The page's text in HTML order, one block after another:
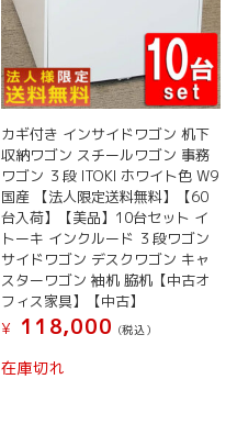
カギ付き インサイドワゴン 机下
収納ワゴン スチールワゴン 事務
ワゴン ３段 ITOKI ホワイト色 W9
国産 【法人限定送料無料】【60
台入荷】【美品】10台セット イ
トーキ インクルード ３段ワゴン
サイドワゴン デスクワゴン キャ
スターワゴン 袖机 脇机【中古オ
フィス家具】【中古】
¥
118,000 (税込）
在庫切れ